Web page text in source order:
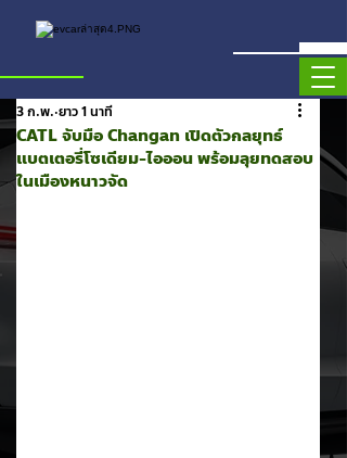
CATL จับมือ Changan เปิดตัวกลยุทธ์
แบตเตอรี่โซเดียม-ไอออน พร้อมลุยทดสอบ
ในเมืองหนาวจัด
3 ก.พ. ยาว 1 นาที